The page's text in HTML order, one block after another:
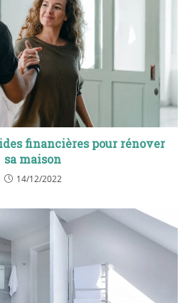
financières pour rénover
sa maison
14/12/2022